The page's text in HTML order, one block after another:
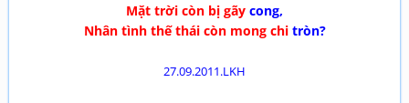
Mặt trời còn bị gãy cong,
Nhân tình thế thái còn mong chi tròn?
27.09.2011.LKH